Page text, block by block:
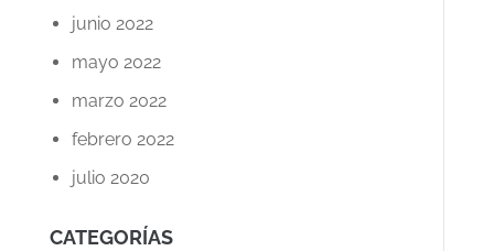
junio 2022
mayo 2022
marzo 2022
febrero 2022
julio 2020
CATEGORÍAS